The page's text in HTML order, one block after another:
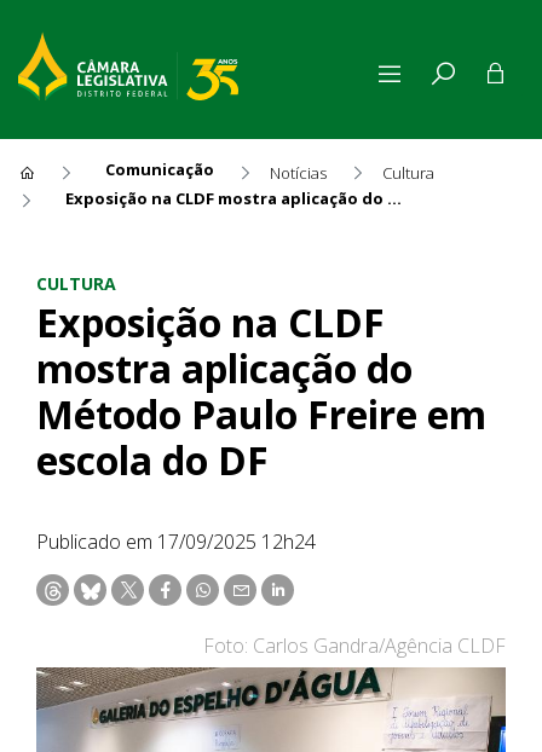
Comunicação Notícias
Cultura
Exposição na CLDF mostra aplicação do Método Paulo Freire em escola do DF
CULTURA
Exposição na CLDF
mostra aplicação do
Método Paulo Freire em
escola do DF
Publicado em 17/09/2025 12h24
Foto: Carlos Gandra/Agência CLDF